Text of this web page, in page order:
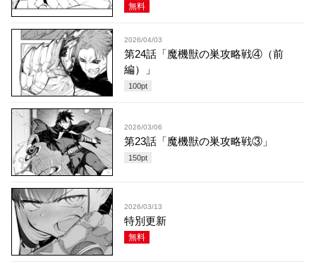
無料
2026/04/03
第24話「魔機獣の巣攻略戦④（前
編）」
100pt
2026/03/06
第23話「魔機獣の巣攻略戦③」
150pt
2026/03/13
特別更新
無料